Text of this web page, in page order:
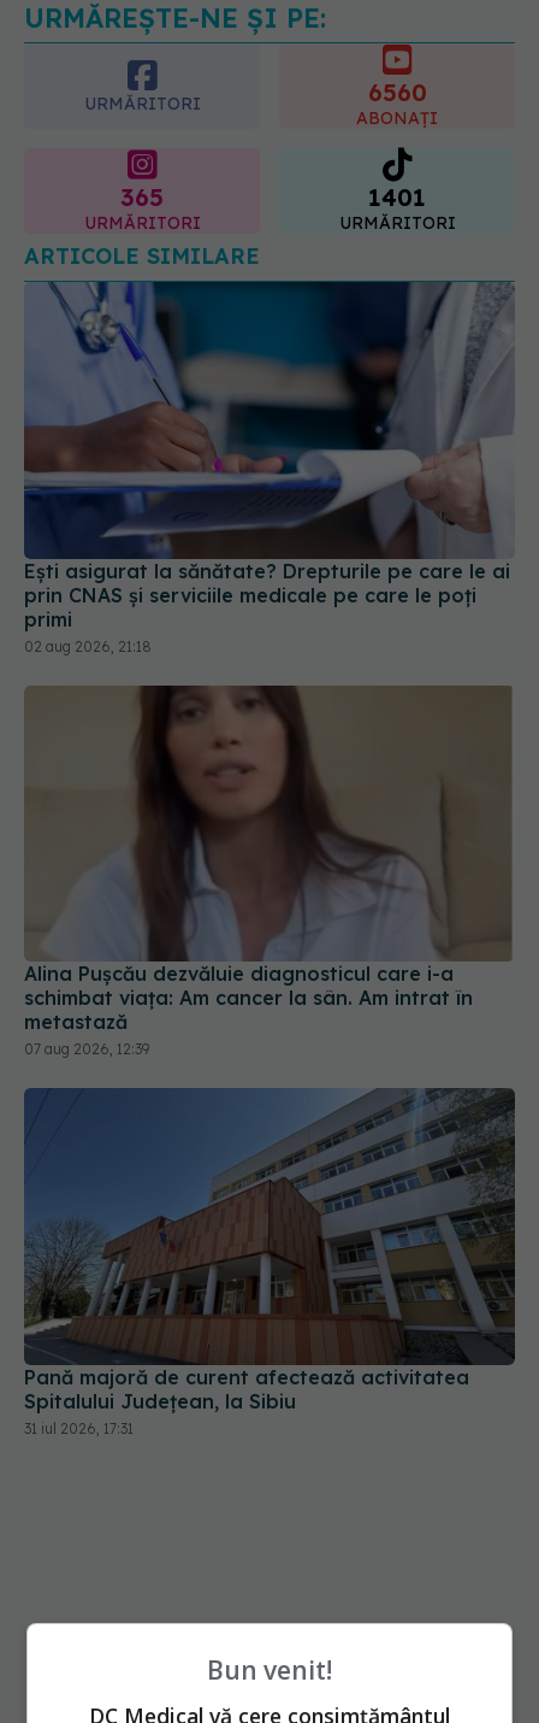
URMĂREȘTE-NE ȘI PE:
URMĂRITORI 6560
ABONAȚI
365
URMĂRITORI
1401
URMĂRITORI
ARTICOLE SIMILARE
Ești asigurat la sănătate? Drepturile pe care le ai
prin CNAS și serviciile medicale pe care le poți
primi
02 aug 2026, 21:18
Alina Pușcău dezvăluie diagnosticul care i-a
schimbat viața: Am cancer la sân. Am intrat în
metastază
07 aug 2026, 12:39
Pană majoră de curent afectează activitatea
Spitalului Județean, la Sibiu
31 iul 2026, 17:31
Bun venit!
DC Medical vă cere consimțământul